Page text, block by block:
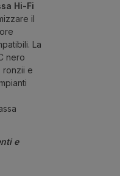
Hi-Fi
il
La
nero
ronzii e
e